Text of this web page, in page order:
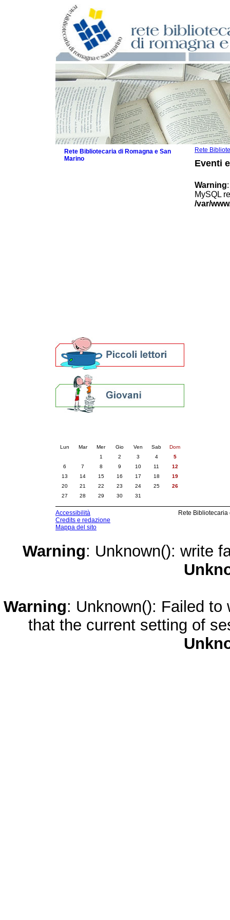
Rete
Eventi
Warning
MySQL
/var/
Rete Bibliotecaria di Romagna e San
Marino
Lun Mar Mer Gio Ven Sab
Dom
1
2 3 4
5
6
7 8 9 10 11
12
13
14 15 16 17 18
19
20
21 22 23 24 25
26
27
28 29 30 31
Accessibilità
Credits e redazione
Mappa del sito
Rete
Warning: Unknown(): write
Warning: Unknown(): Failed
that the current setting of